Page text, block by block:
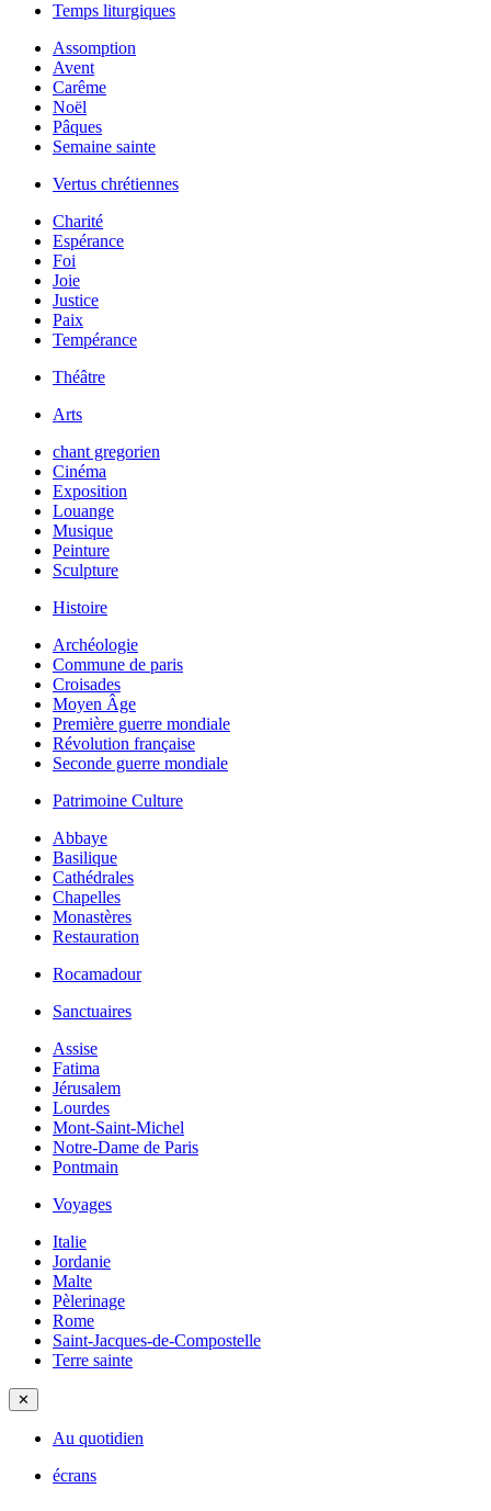
Temps liturgiques
Assomption
Avent
Carême
Noël
Pâques
Semaine sainte
Vertus chrétiennes
Charité
Espérance
Foi
Joie
Justice
Paix
Tempérance
Théâtre
Arts
chant gregorien
Cinéma
Exposition
Louange
Musique
Peinture
Sculpture
Histoire
Archéologie
Commune de paris
Croisades
Moyen Âge
Première guerre mondiale
Révolution française
Seconde guerre mondiale
Patrimoine Culture
Abbaye
Basilique
Cathédrales
Chapelles
Monastères
Restauration
Rocamadour
Sanctuaires
Assise
Fatima
Jérusalem
Lourdes
Mont-Saint-Michel
Notre-Dame de Paris
Pontmain
Voyages
Italie
Jordanie
Malte
Pèlerinage
Rome
Saint-Jacques-de-Compostelle
Terre sainte
✕
Au quotidien
écrans